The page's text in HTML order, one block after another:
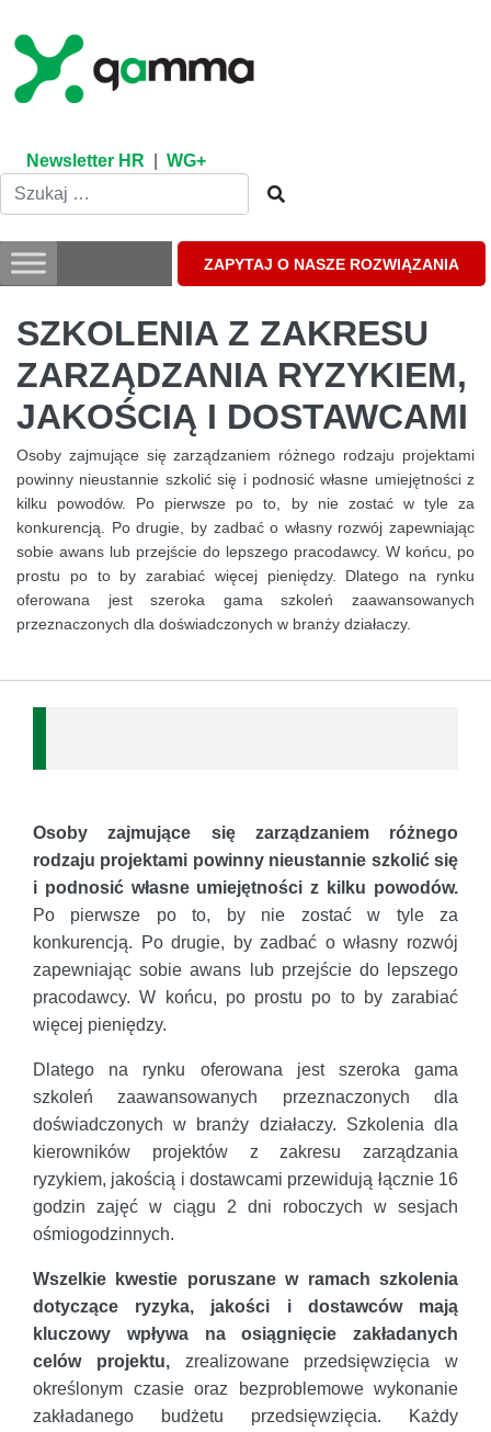
content
Newsletter HR WG+
ZAPYTAJ O NASZE ROZWIĄZANIA
SZKOLENIA Z ZAKRESU
ZARZĄDZANIA RYZYKIEM,
JAKOŚCIĄ I DOSTAWCAMI
Osoby zajmujące się zarządzaniem różnego rodzaju projektami
powinny nieustannie szkolić się i podnosić własne umiejętności z
kilku powodów. Po pierwsze po to, by nie zostać w tyle za
konkurencją. Po drugie, by zadbać o własny rozwój zapewniając
sobie awans lub przejście do lepszego pracodawcy. W końcu, po
prostu po to by zarabiać więcej pieniędzy. Dlatego na rynku
oferowana jest szeroka gama szkoleń zaawansowanych
przeznaczonych dla doświadczonych w branży działaczy.
Osoby zajmujące się zarządzaniem różnego
rodzaju projektami powinny nieustannie szkolić się
i podnosić własne umiejętności z kilku powodów.
Po pierwsze po to, by nie zostać w tyle za
konkurencją. Po drugie, by zadbać o własny rozwój
zapewniając sobie awans lub przejście do lepszego
pracodawcy. W końcu, po prostu po to by zarabiać
więcej pieniędzy.
Dlatego na rynku oferowana jest szeroka gama
szkoleń zaawansowanych przeznaczonych dla
doświadczonych w branży działaczy. Szkolenia dla
kierowników projektów z zakresu zarządzania
ryzykiem, jakością i dostawcami przewidują łącznie 16
godzin zajęć w ciągu 2 dni roboczych w sesjach
ośmiogodzinnych.
Wszelkie kwestie poruszane w ramach szkolenia
dotyczące ryzyka, jakości i dostawców mają
kluczowy wpływa na osiągnięcie zakładanych
celów projektu,zrealizowane przedsięwzięcia w
określonym czasie oraz bezproblemowe wykonanie
zakładanego budżetu przedsięwzięcia. Każdy